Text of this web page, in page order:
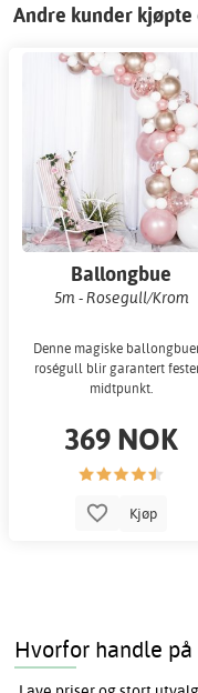
Andre kunder kjøpte
Ballongbue
5m - Rosegull/Krom
Denne magiske
roségull blir garantert
midtpunkt.
369 NOK
Kjøp
Hvorfor handle